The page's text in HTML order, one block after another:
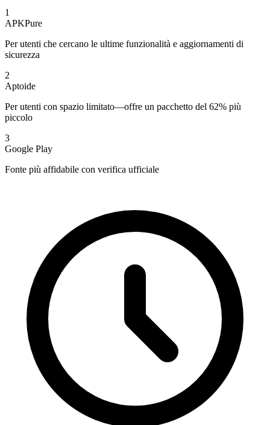
1
APKPure
Per utenti che cercano le ultime funzionalità e aggiornamenti di
sicurezza
2
Aptoide
Per utenti con spazio limitato—offre un pacchetto del 62% più
piccolo
3
Google Play
Fonte più affidabile con verifica ufficiale